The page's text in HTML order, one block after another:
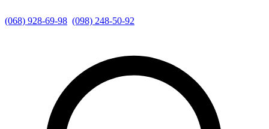
(068) 928-69-98 (098) 248-50-92